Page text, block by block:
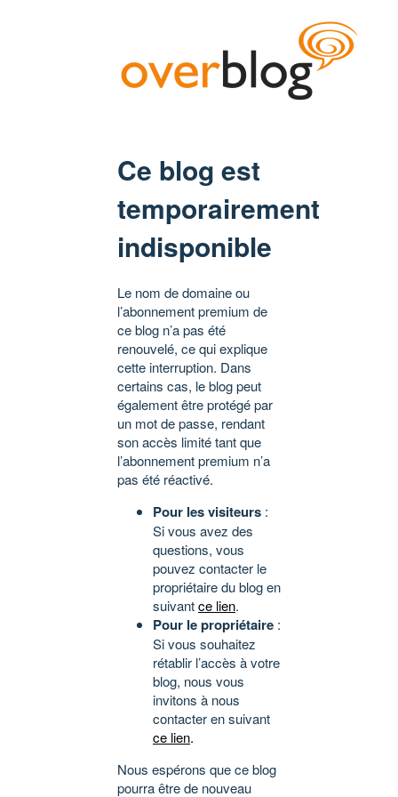
Ce blog est
temporairement
indisponible
Le nom de domaine ou
l’abonnement premium de
ce blog n’a pas été
renouvelé, ce qui explique
cette interruption. Dans
certains cas, le blog peut
également être protégé par
un mot de passe, rendant
son accès limité tant que
l’abonnement premium n’a
pas été réactivé.
Pour les visiteurs :
Si vous avez des
questions, vous
pouvez contacter le
propriétaire du blog en
suivantce lien.
Pour le propriétaire :
Si vous souhaitez
rétablir l’accès à votre
blog, nous vous
invitons à nous
contacter en suivant
ce lien.
Nous espérons que ce blog
pourra être de nouveau